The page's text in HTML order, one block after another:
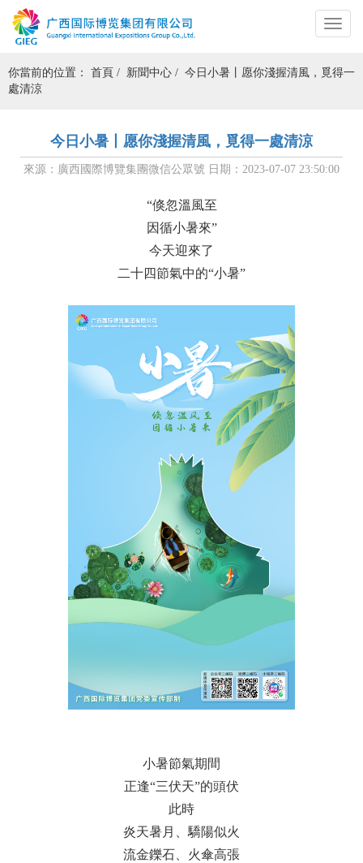
你當前的位置： 首頁 / 新聞中心 / 今日小暑丨愿你淺握清風，覓得一
處清涼
今日小暑丨愿你淺握清風，覓得一處清涼
來源：廣西國際博覽集團微信公眾號 日期：2023-07-07 23:50:00
“倏忽溫風至
因循小暑來”
今天迎來了
二十四節氣中的“小暑”
小暑節氣期間
正逢“三伏天”的頭伏
此時
炎天暑月、驕陽似火
流金鑠石、火傘高張